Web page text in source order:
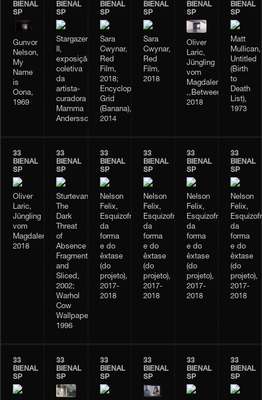
BIENAL
SP
Gunvor
Nelson,
My
Name
is
Oona,
1969
BIENAL
SP
Stargazer
II,
exposição
coletiva
da
artista-
curadora
Mamma
Andersson
BIENAL
SP
Sara
Cwynar,
Red
Film,
2018;
Encyclopedia
Grid
(Banana),
2014
BIENAL
SP
Sara
Cwynar,
Red
Film,
2018
BIENAL
SP
Oliver
Laric,
Jüngling
vom
Magdalensberg;
,,Betweenness”,
2018
BIENAL
SP
Matt
Mullican,
Untitled
(Birth
to
Death
List),
1973
33
BIENAL
SP
Oliver
Laric,
Jüngling
vom
Magdalensberg,
2018
33
BIENAL
SP
Sturtevant,
The
Dark
Threat
of
Absence
Fragmented
and
Sliced,
2002;
Warhol
Cow
Wallpaper,
1996
33
BIENAL
SP
Nelson
Felix,
Esquizofrenia
da
forma
e do
êxtase
(do
projeto),
2017-
2018
33
BIENAL
SP
Nelson
Felix,
Esquizofrenia
da
forma
e do
êxtase
(do
projeto),
2017-
2018
33
BIENAL
SP
Nelson
Felix,
Esquizofrenia
da
forma
e do
êxtase
(do
projeto),
2017-
2018
33
BIENAL
SP
Nelson
Felix,
da
forma
e do
êxtase
(do
projeto),
2017-
2018
33
BIENAL
SP
33
BIENAL
SP
33
BIENAL
SP
33
BIENAL
SP
33
BIENAL
SP
33
BIENAL
SP